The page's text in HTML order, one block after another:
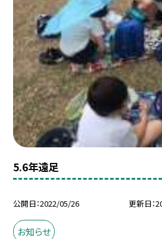
5.6年遠足
公開日 2022/05/26 更新日
お知らせ